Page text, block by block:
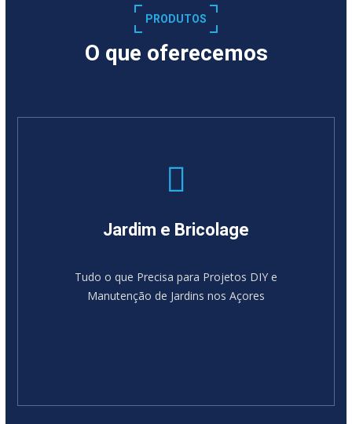
PRODUTOS
O que oferecemos
Jardim e Bricolage
Tudo o que Precisa para Projetos DIY e
Manutenção de Jardins nos Açores